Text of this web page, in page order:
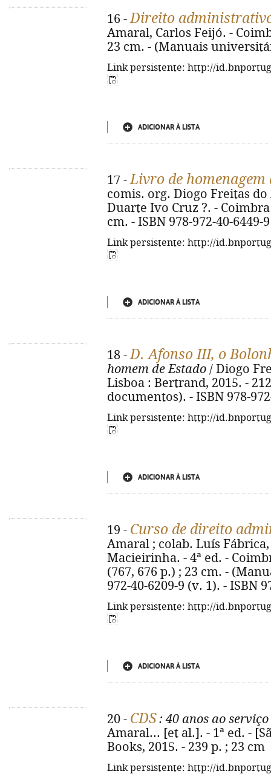
16 -Direito
Amaral, Carlos Feijó. -
23 cm. - (Manuais
Link persistente: http://
ADICIONAR À LISTA
17 -Livro de homenagem
comis. org. Diogo Freitas
Duarte Ivo Cruz ?. -
cm. - ISBN 978-972-40-6449-9
Link persistente: http://
ADICIONAR À LISTA
18 -D. Afonso III, o
homem de Estado / Diogo
Lisboa : Bertrand, 2015. -
documentos). - ISBN 978-
Link persistente: http://
ADICIONAR À LISTA
19 - Curso de direito
Amaral ; colab. Luís
Macieirinha. - 4ª ed. -
(767, 676 p.) ; 23 cm. -
972-40-6209-9 (v. 1). - ISBN
Link persistente: http://
ADICIONAR À LISTA
20 - CDS: 40 anos ao
Amaral... [et al.]. - 1ª ed. -
Books, 2015. - 239 p. ; 23 cm
Link persistente: http://